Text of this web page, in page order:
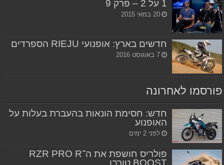
1 על 2 – פרק 9
20 במאי 2015
חדשים בארץ: אופנועי RIEJU הספרדים
7 באוגוסט 2016
פורסמו לאחרונה
חדש: חסימת הונאות בהעברת בעלות על
האופנוע
לפני 2 ימים
פולריס חושפת את ה־RZR PRO R